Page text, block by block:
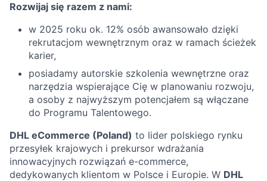
Rozwijaj się razem z nami:
w 2025 roku ok. 12% osób awansowało dzięki
rekrutacjom wewnętrznym oraz w ramach ścieżek
karier,
posiadamy autorskie szkolenia wewnętrzne oraz
narzędzia wspierające Cię w planowaniu rozwoju,
a osoby z najwyższym potencjałem są włączane
do Programu Talentowego.
DHL eCommerce (Poland) to lider polskiego rynku
przesyłek krajowych i prekursor wdrażania
innowacyjnych rozwiązań e-commerce,
dedykowanych klientom w Polsce i Europie. W DHL